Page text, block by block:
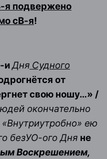
я подвержено
сВ-я!
иДня Судного
от
свою ношу…» /
окончательно
ею
безУО-ого Дня не
Воскрешением,